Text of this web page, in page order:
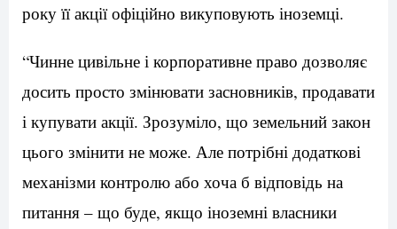
року її акції офіційно викуповують іноземці.
“Чинне цивільне і корпоративне право дозволяє
досить просто змінювати засновників, продавати
і купувати акції. Зрозуміло, що земельний закон
цього змінити не може. Але потрібні додаткові
механізми контролю або хоча б відповідь на
питання – що буде, якщо іноземні власники